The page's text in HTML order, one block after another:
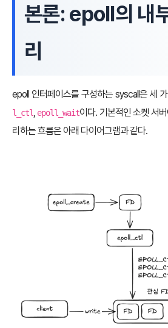
본론: epoll의 내
리
epoll 인터페이스를 구성하는 syscall은 세
l_ctl, epoll_wait이다. 기본적인 소켓 서
리하는 흐름은 아래 다이어그램과 같다.